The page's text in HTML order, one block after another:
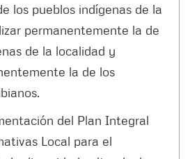
los pueblos indígenas de la
permanentemente la de
de la localidad y
la de los
del Plan Integral
Local para el